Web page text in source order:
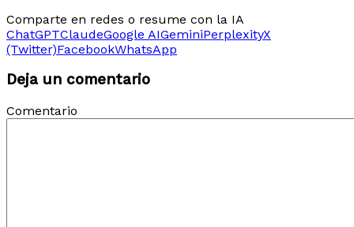
Comparte en redes o resume con la IA
ChatGPTClaudeGoogle AIGeminiPerplexityX
(Twitter)FacebookWhatsApp
Deja un comentario
Comentario